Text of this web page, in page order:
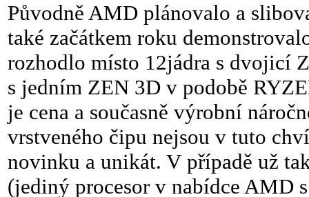
Původně AMD plánovalo a
také začátkem roku
rozhodlo místo 12jádra s dvojicí
s jedním ZEN 3D v podobě
je cena a současně výrobní
vrstveného čipu nejsou v tuto
novinku a unikát. V případě už
(jediný procesor v nabídce AMD